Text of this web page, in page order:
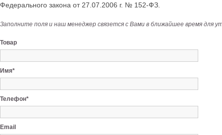
Федерального закона от 27.07.2006 г. № 152-ФЗ.
Заполните поля и наш менеджер связется с Вами в ближайшее время для
Товар
Имя*
Телефон*
Email